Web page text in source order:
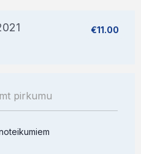
€11.00